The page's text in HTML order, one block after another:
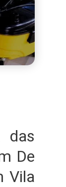
das
De
Vila